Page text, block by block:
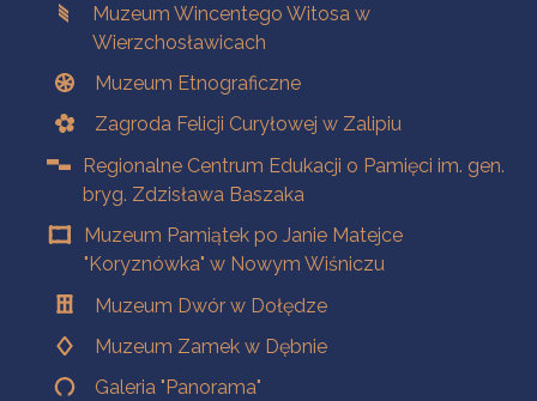
Muzeum Wincentego Witosa w
Wierzchosławicach
Muzeum Etnograficzne
Zagroda Felicji Curyłowej w Zalipiu
Regionalne Centrum Edukacji o Pamięci im. gen.
bryg. Zdzisława Baszaka
Muzeum Pamiątek po Janie Matejce
"Koryznówka" w Nowym Wiśniczu
Muzeum Dwór w Dołędze
Muzeum Zamek w Dębnie
Galeria "Panorama"